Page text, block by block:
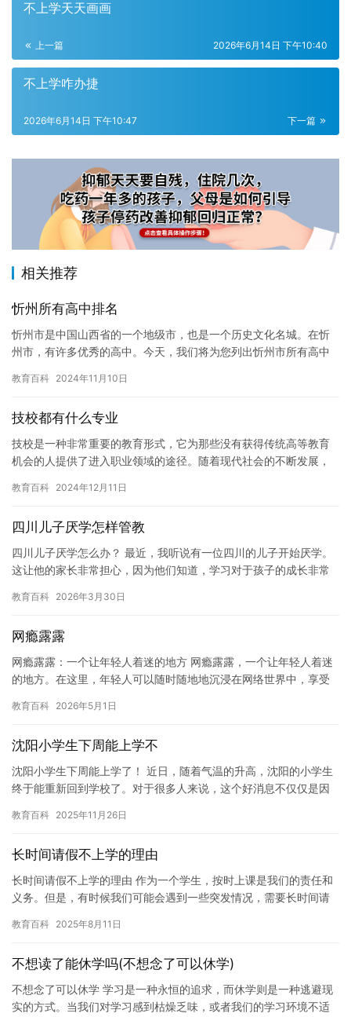
不上学天天画画
上一篇 2026年6月14日 下午10:40
不上学咋办捷
下一篇
2026年6月14日 下午10:47
相关推荐
忻州所有高中排名
忻州市是中国山西省的一个地级市，也是一个历史文化名城。在忻
州市，有许多优秀的高中。今天，我们将为您列出忻州市所有高中
于…
教育百科 2024年11月10日
技校都有什么专业
技校是一种非常重要的教育形式，它为那些没有获得传统高等教育
机会的人提供了进入职业领域的途径。随着现代社会的不断发展，
…
教育百科 2024年12月11日
四川儿子厌学怎样管教
四川儿子厌学怎么办？ 最近，我听说有一位四川的儿子开始厌学。
这让他的家长非常担心，因为他们知道，学习对于孩子的成长非常
学…
教育百科 2026年3月30日
网瘾露露
网瘾露露：一个让年轻人着迷的地方 网瘾露露，一个让年轻人着迷
的地方。在这里，年轻人可以随时随地地沉浸在网络世界中，享受
藏着…
教育百科 2026年5月1日
沈阳小学生下周能上学不
沈阳小学生下周能上学了！ 近日，随着气温的升高，沈阳的小学生
终于能重新回到学校了。对于很多人来说，这个好消息不仅仅是因
衣服…
教育百科 2025年11月26日
长时间请假不上学的理由
长时间请假不上学的理由 作为一个学生，按时上课是我们的责任和
义务。但是，有时候我们可能会遇到一些突发情况，需要长时间请
的理…
教育百科 2025年8月11日
不想读了能休学吗(不想念了可以休学)
不想念了可以休学 学习是一种永恒的追求，而休学则是一种逃避现
实的方式。当我们对学习感到枯燥乏味，或者我们的学习环境不适